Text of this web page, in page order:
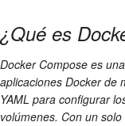
¿Qué es
Docker Compose es
aplicaciones Docker de
YAML para configurar
volúmenes. Con un